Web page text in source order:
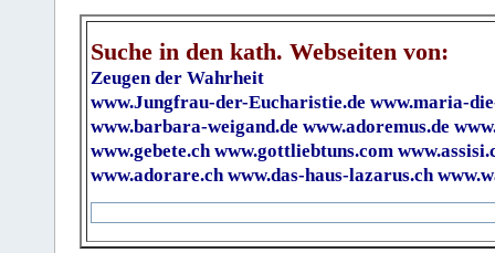
Suche in den kath. Webseiten von:
Zeugen der Wahrheit
www.Jungfrau-der-Eucharistie.de www.maria-
www.barbara-weigand.de www.adoremus.de
www.gebete.ch www.gottliebtuns.com
www.adorare.ch www.das-haus-lazarus.ch